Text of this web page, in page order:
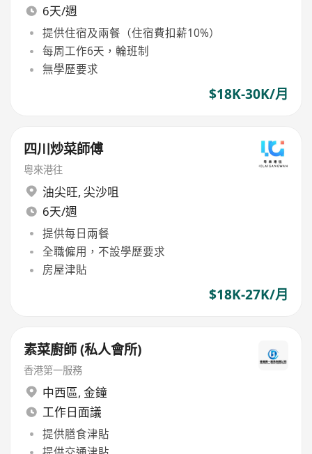
6天/週
提供住宿及兩餐（住宿費扣薪10%）
每周工作6天，輪班制
無學歷要求
$18K-30K/月
四川炒菜師傅
粵來港往
油尖旺, 尖沙咀
6天/週
提供每日兩餐
全職僱用，不設學歷要求
房屋津貼
$18K-27K/月
素菜廚師 (私人會所)
香港第一服務
中西區, 金鐘
工作日面議
提供膳食津貼